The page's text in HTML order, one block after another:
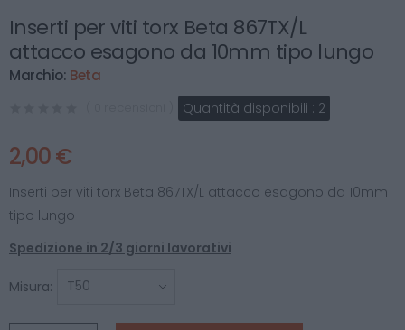
Inserti per viti torx Beta 867TX/L
attacco esagono da 10mm tipo lungo
Marchio: Beta
Quantità disponibili : 2
2,00 €
Inserti per viti torx Beta 867TX/L attacco esagono da 10mm
tipo lungo
Spedizione in 2/3 giorni lavorativi
Misura: